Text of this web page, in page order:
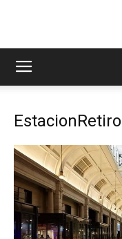
EstacionRetiro